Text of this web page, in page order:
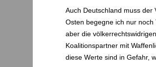
Auch Deutschland muss
Osten begegne ich nur
aber die
Koalitionspartner mit
diese Werte sind in Gefahr,